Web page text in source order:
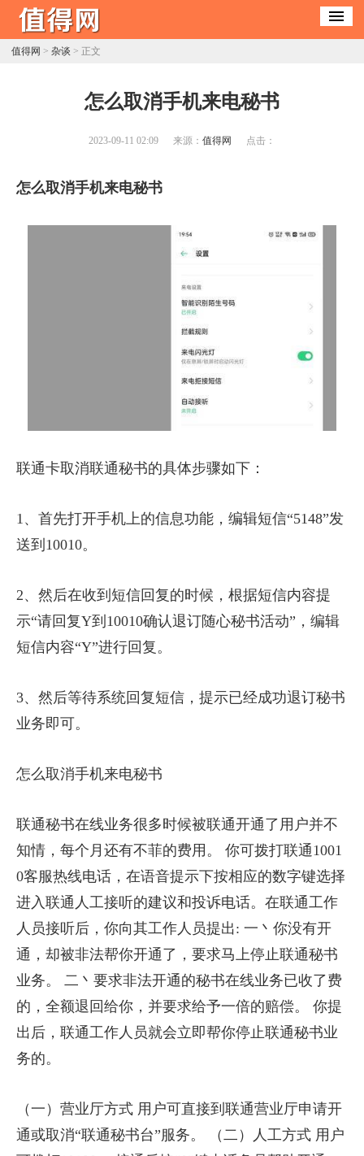
值得网 > 杂谈 > 正文
​怎么取消手机来电秘书
2023-09-11 02:09 来源： 值得网 点击：
怎么取消手机来电秘书
联通卡取消联通秘书的具体步骤如下：
1、首先打开手机上的信息功能，编辑短信“5148”发
送到10010。
2、然后在收到短信回复的时候，根据短信内容提
示“请回复Y到10010确认退订随心秘书活动”，编辑
短信内容“Y”进行回复。
3、然后等待系统回复短信，提示已经成功退订秘书
业务即可。
怎么取消手机来电秘书
联通秘书在线业务很多时候被联通开通了用户并不
知情，每个月还有不菲的费用。 你可拨打联通1001
0客服热线电话，在语音提示下按相应的数字键选择
进入联通人工接听的建议和投诉电话。在联通工作
人员接听后，你向其工作人员提出: 一丶你没有开
通，却被非法帮你开通了，要求马上停止联通秘书
业务。 二丶要求非法开通的秘书在线业务已收了费
的，全额退回给你，并要求给予一倍的赔偿。 你提
出后，联通工作人员就会立即帮你停止联通秘书业
务的。
（一）营业厅方式 用户可直接到联通营业厅申请开
通或取消“联通秘书台”服务。 （二）人工方式 用户